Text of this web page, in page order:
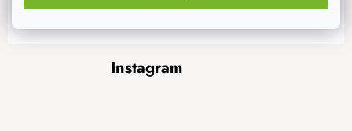
Instagram